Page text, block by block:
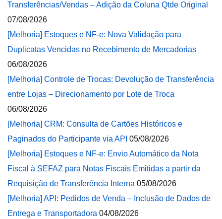
Transferências/Vendas – Adição da Coluna Qtde Original
07/08/2026
[Melhoria] Estoques e NF-e: Nova Validação para
Duplicatas Vencidas no Recebimento de Mercadorias
06/08/2026
[Melhoria] Controle de Trocas: Devolução de Transferência
entre Lojas – Direcionamento por Lote de Troca
06/08/2026
[Melhoria] CRM: Consulta de Cartões Históricos e
Paginados do Participante via API 05/08/2026
[Melhoria] Estoques e NF-e: Envio Automático da Nota
Fiscal à SEFAZ para Notas Fiscais Emitidas a partir da
Requisição de Transferência Interna 05/08/2026
[Melhoria] API: Pedidos de Venda – Inclusão de Dados de
Entrega e Transportadora 04/08/2026